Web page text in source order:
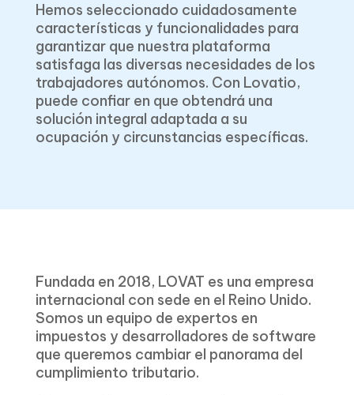
Hemos seleccionado cuidadosamente
características y funcionalidades para
garantizar que nuestra plataforma
satisfaga las diversas necesidades de los
trabajadores autónomos. Con Lovatio,
puede confiar en que obtendrá una
solución integral adaptada a su
ocupación y circunstancias específicas.
Fundada en 2018, LOVAT es una empresa
internacional con sede en el Reino Unido.
Somos un equipo de expertos en
impuestos y desarrolladores de software
que queremos cambiar el panorama del
cumplimiento tributario.